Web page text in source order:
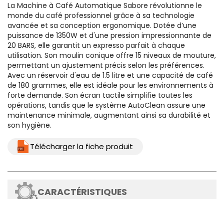
La Machine à Café Automatique Sabore révolutionne le
monde du café professionnel grâce à sa technologie
avancée et sa conception ergonomique. Dotée d’une
puissance de 1350W et d'une pression impressionnante de
20 BARS, elle garantit un expresso parfait à chaque
utilisation. Son moulin conique offre 15 niveaux de mouture,
permettant un ajustement précis selon les préférences.
Avec un réservoir d'eau de 1.5 litre et une capacité de café
de 180 grammes, elle est idéale pour les environnements à
forte demande. Son écran tactile simplifie toutes les
opérations, tandis que le système AutoClean assure une
maintenance minimale, augmentant ainsi sa durabilité et
son hygiène.
Télécharger la fiche produit
CARACTÉRISTIQUES